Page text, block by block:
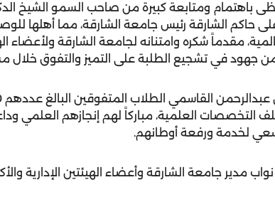
باهتمام ومتابعة كبيرة من صاحب السمو الشيخ
حاكم الشارقة رئيس جامعة الشارقة، مما أهلها
مقدماً شكره وامتنانه لجامعة الشارقة ولأعضاء
جهود في تشجيع الطلبة على التميز والتفوق خلال
التخصصات العلمية، مباركاً لهم إنجازهم العلمي
لخدمة ورفعة أوطانهم.
مدير جامعة الشارقة وأعضاء الهيئتين الإدارية